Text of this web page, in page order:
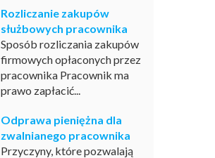
Rozliczanie zakupów
służbowych pracownika
Sposób rozliczania zakupów
firmowych opłaconych przez
pracownika Pracownik ma
prawo zapłacić...
Odprawa pieniężna dla
zwalnianego pracownika
Przyczyny, które pozwalają